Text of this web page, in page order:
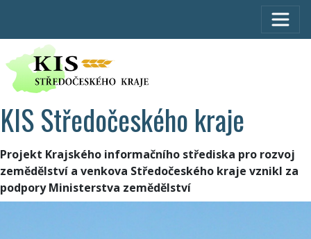
KIS Středočeského kraje
Projekt Krajského informačního střediska pro rozvoj
zemědělství a venkova Středočeského kraje vznikl za
podpory Ministerstva zemědělství